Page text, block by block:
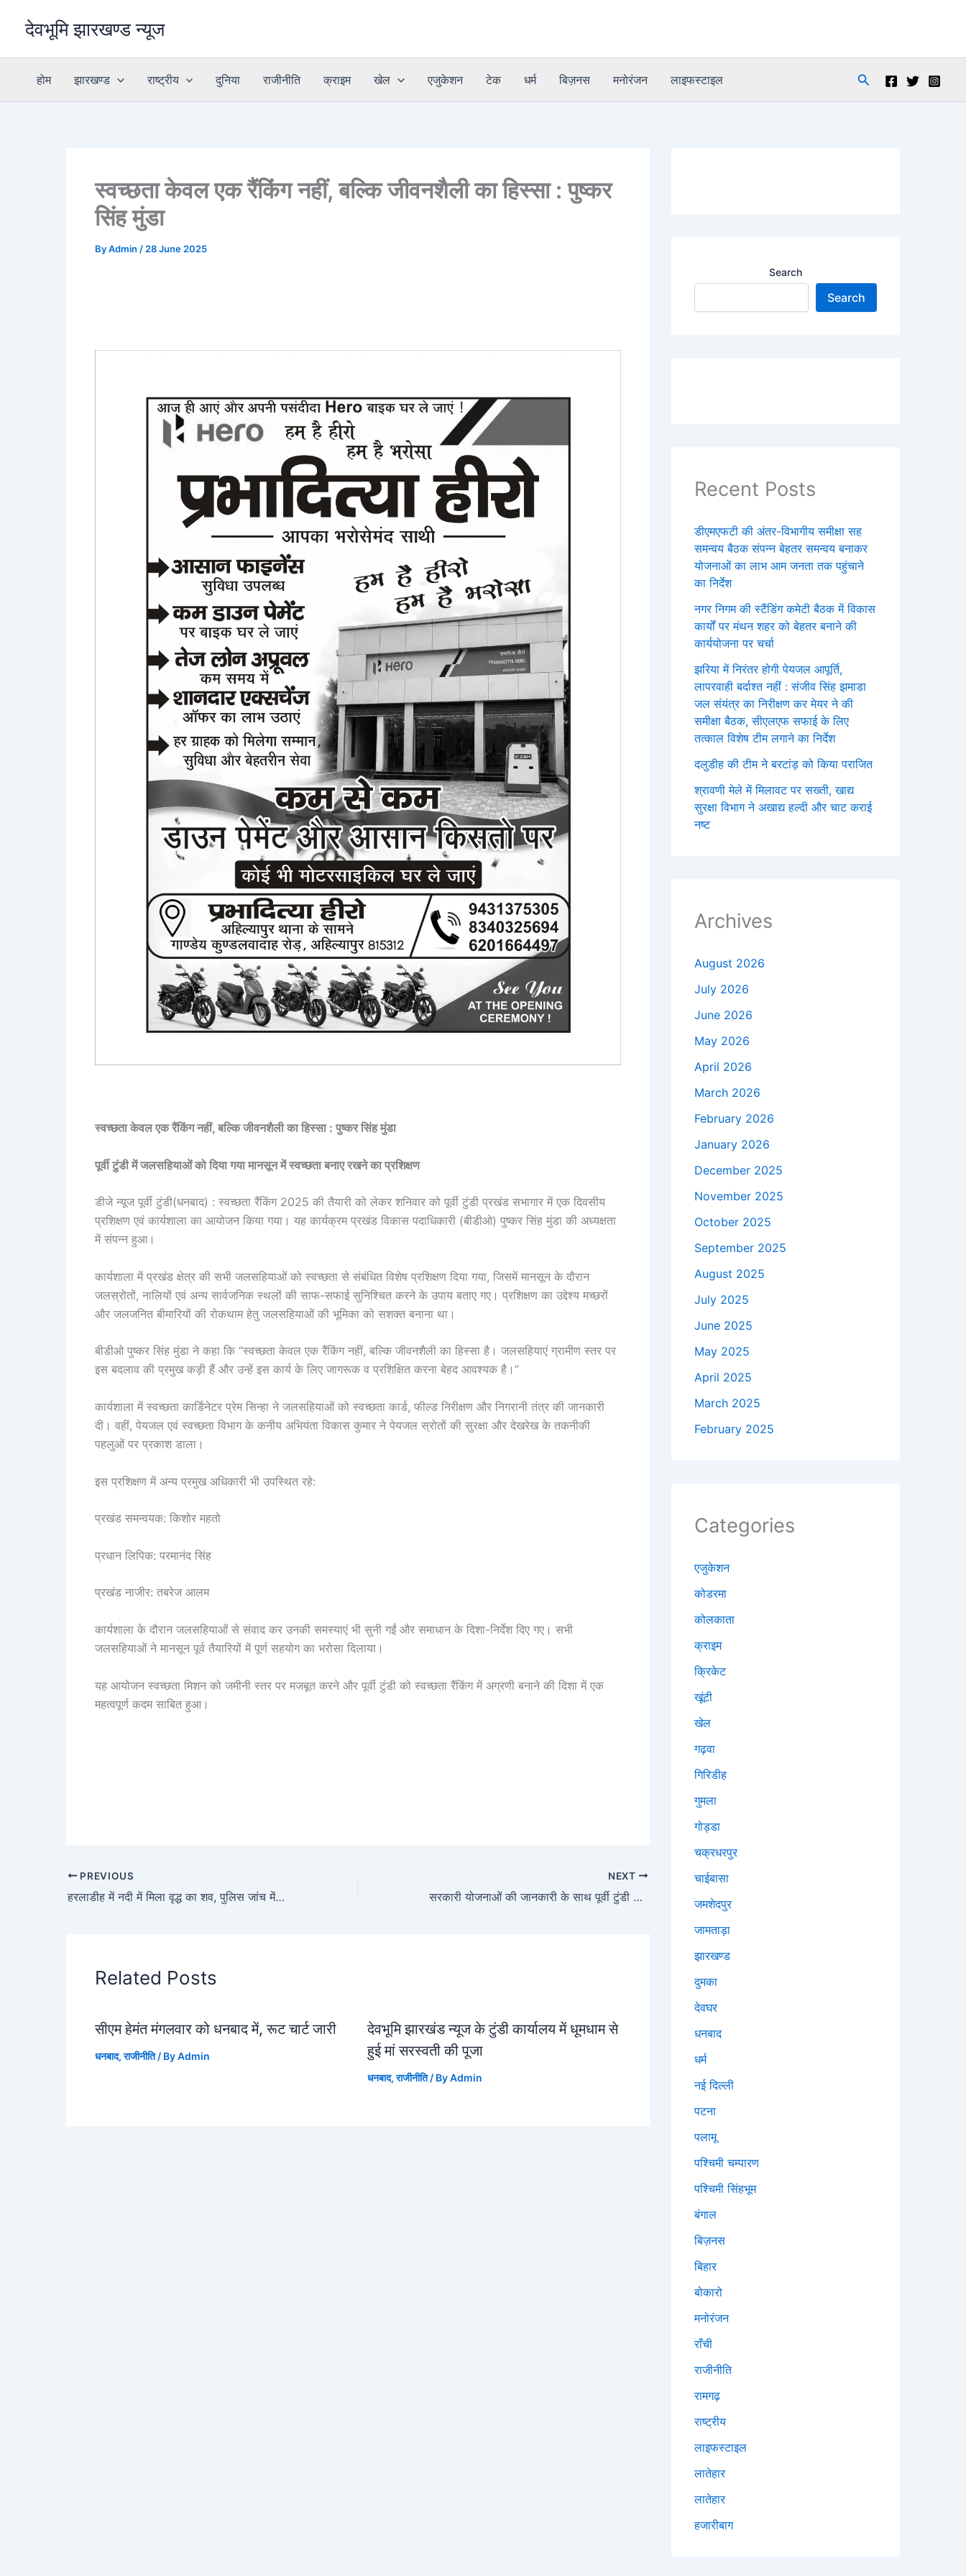
देवभूमि झारखण्ड न्यूज
होम झारखण्ड राष्ट्रीय दुनिया राजीनीति क्राइम खेल एजुकेशन टेक धर्म बिज़नस मनोरंजन लाइफस्टाइल Search
स्वच्छता केवल एक रैंकिंग नहीं, बल्कि जीवनशैली का हिस्सा : पुष्कर
सिंह मुंडा
ByAdmin / 28 June 2025
स्वच्छता केवल एक रैंकिंग नहीं, बल्कि जीवनशैली का हिस्सा : पुष्कर सिंह मुंडा
पूर्वी टुंडी में जलसहियाओं को दिया गया मानसून में स्वच्छता बनाए रखने का प्रशिक्षण
डीजे न्यूज पूर्वी टुंडी(धनबाद) : स्वच्छता रैंकिंग 2025 की तैयारी को लेकर शनिवार को पूर्वी टुंडी प्रखंड सभागार में एक दिवसीय
प्रशिक्षण एवं कार्यशाला का आयोजन किया गया। यह कार्यक्रम प्रखंड विकास पदाधिकारी (बीडीओ) पुष्कर सिंह मुंडा की अध्यक्षता
में संपन्न हुआ।
कार्यशाला में प्रखंड क्षेत्र की सभी जलसहियाओं को स्वच्छता से संबंधित विशेष प्रशिक्षण दिया गया, जिसमें मानसून के दौरान
जलस्रोतों, नालियों एवं अन्य सार्वजनिक स्थलों की साफ-सफाई सुनिश्चित करने के उपाय बताए गए। प्रशिक्षण का उद्देश्य मच्छरों
और जलजनित बीमारियों की रोकथाम हेतु जलसहियाओं की भूमिका को सशक्त बनाना था।
बीडीओ पुष्कर सिंह मुंडा ने कहा कि “स्वच्छता केवल एक रैंकिंग नहीं, बल्कि जीवनशैली का हिस्सा है। जलसहियाएं ग्रामीण स्तर पर
इस बदलाव की प्रमुख कड़ी हैं और उन्हें इस कार्य के लिए जागरूक व प्रशिक्षित करना बेहद आवश्यक है।”
कार्यशाला में स्वच्छता कार्डिनेटर प्रेम सिन्हा ने जलसहियाओं को स्वच्छता कार्ड, फील्ड निरीक्षण और निगरानी तंत्र की जानकारी
दी। वहीं, पेयजल एवं स्वच्छता विभाग के कनीय अभियंता विकास कुमार ने पेयजल स्रोतों की सुरक्षा और देखरेख के तकनीकी
पहलुओं पर प्रकाश डाला।
इस प्रशिक्षण में अन्य प्रमुख अधिकारी भी उपस्थित रहे:
प्रखंड समन्वयक: किशोर महतो
प्रधान लिपिक: परमानंद सिंह
प्रखंड नाजीर: तबरेज आलम
कार्यशाला के दौरान जलसहियाओं से संवाद कर उनकी समस्याएं भी सुनी गईं और समाधान के दिशा-निर्देश दिए गए। सभी
जलसहियाओं ने मानसून पूर्व तैयारियों में पूर्ण सहयोग का भरोसा दिलाया।
यह आयोजन स्वच्छता मिशन को जमीनी स्तर पर मजबूत करने और पूर्वी टुंडी को स्वच्छता रैंकिंग में अग्रणी बनाने की दिशा में एक
महत्वपूर्ण कदम साबित हुआ।
PREVIOUS
हरलाडीह में नदी में मिला वृद्ध का शव, पुलिस जांच में जुटी
NEXT
सरकारी योजनाओं की जानकारी के साथ पूर्वी टुंडी में धरती आबा जनजातीय ग्राम उत्कर्ष अभियान का समापन
Related Posts
सीएम हेमंत मंगलवार को धनबाद में, रूट चार्ट जारी
धनबाद,राजीनीति/ ByAdmin
देवभूमि झारखंड न्यूज के टुंडी कार्यालय में धूमधाम से
हुई मां सरस्वती की पूजा
धनबाद,राजीनीति/ ByAdmin
Search
Search
Recent Posts
डीएमएफटी की अंतर-विभागीय समीक्षा सह
समन्वय बैठक संपन्न बेहतर समन्वय बनाकर
योजनाओं का लाभ आम जनता तक पहुंचाने
का निर्देश
नगर निगम की स्टैंडिंग कमेटी बैठक में विकास
कार्यों पर मंथन शहर को बेहतर बनाने की
कार्ययोजना पर चर्चा
झरिया में निरंतर होगी पेयजल आपूर्ति,
लापरवाही बर्दाश्त नहीं : संजीव सिंह झमाडा
जल संयंत्र का निरीक्षण कर मेयर ने की
समीक्षा बैठक, सीएलएफ सफाई के लिए
तत्काल विशेष टीम लगाने का निर्देश
दलुडीह की टीम ने बरटांड़ को किया पराजित
श्रावणी मेले में मिलावट पर सख्ती, खाद्य
सुरक्षा विभाग ने अखाद्य हल्दी और चाट कराई
नष्ट
Archives
August 2026
July 2026
June 2026
May 2026
April 2026
March 2026
February 2026
January 2026
December 2025
November 2025
October 2025
September 2025
August 2025
July 2025
June 2025
May 2025
April 2025
March 2025
February 2025
Categories
एजुकेशन
कोडरमा
कोलकाता
क्राइम
क्रिकेट
खूंटी
खेल
गढ़वा
गिरिडीह
गुमला
गोड्डा
चक्रधरपुर
चाईबासा
जमशेदपुर
जामताड़ा
झारखण्ड
दुमका
देवघर
धनबाद
धर्म
नई दिल्ली
पटना
पलामू
पश्चिमी चम्पारण
पश्चिमी सिंहभूम
बंगाल
बिज़नस
बिहार
बोकारो
मनोरंजन
राँची
राजीनीति
रामगढ़
राष्ट्रीय
लाइफस्टाइल
लातेहार
लातेहार
हजारीबाग